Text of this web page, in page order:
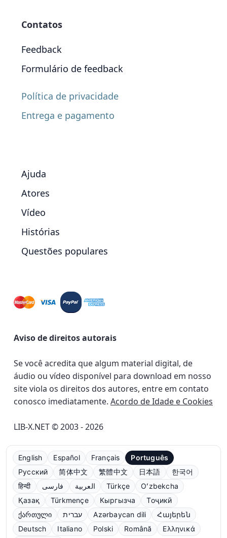
Contatos
Feedback
Formulário de feedback
Política de privacidade
Entrega e pagamento
Ajuda
Atores
Vídeo
Histórias
Questões populares
Aviso de direitos autorais
Se você acredita que algum material digital, de
áudio ou vídeo disponível para download em nosso
site viola os direitos dos autores, entre em contato
conosco imediatamente. Acordo de Idade e Cookies
LIB-X.NET © 2003 - 2026
English Español Français
Português
Русский
简体中文 繁體中文 日本語
한국어
हिन्दी
فارسی العربية Türkçe
Oʻzbekcha
Қазақ
Türkmençe Кыргызча
Тоҷикӣ
ქართული
עברית Azərbaycan dili
Հայերեն
Deutsch
Italiano Polski Română Ελληνικά